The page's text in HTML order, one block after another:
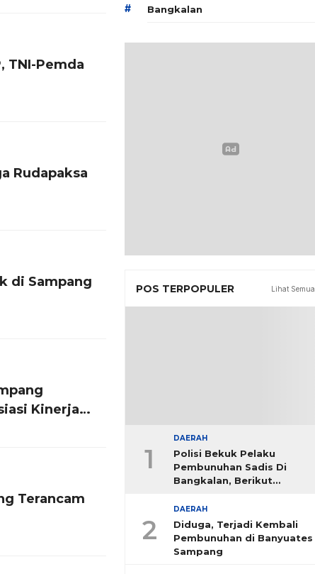
TNI-Pemda
Rudapaksa
di Sampang
Kinerja
Terancam
# Bangkalan
POS TERPOPULER Lihat Semua
1
DAERAH
Polisi Bekuk Pelaku
Pembunuhan Sadis Di
Bangkalan, Berikut
2
DAERAH
Diduga, Terjadi Kembali
Pembunuhan di Banyuates
Sampang